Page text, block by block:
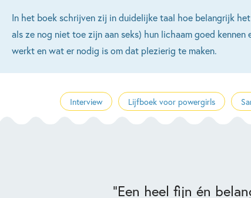
In het boek schrijven zij in duidelijke taal hoe belangrijk
als ze nog niet toe zijn aan seks) hun lichaam goed kennen
werkt en wat er nodig is om dat plezierig te maken.
Interview Lijfboek voor powergirls
“Een heel fijn én